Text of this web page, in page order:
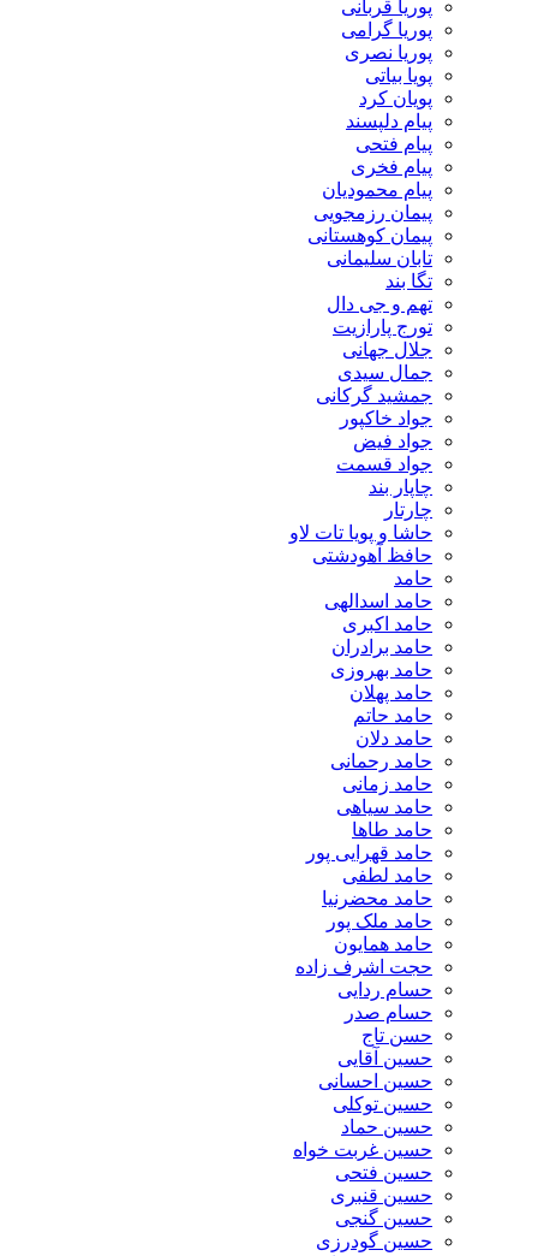
پوریا قربانی
پوریا گرامی
پوریا نصری
پویا بیاتی
پویان کرد
پیام دلپسند
پیام فتحی
پیام فخری
پیام محمودیان
پیمان رزمجویی
پیمان کوهستانی
تابان سلیمانی
تگا بند
تهم و جی دال
تورج پارازیت
جلال جهانی
جمال سیدی
جمشید گرکانی
جواد خاکپور
جواد فیض
جواد قسمت
چاپار بند
چارتار
حاشا و پویا تات لاو
حافظ آهودشتی
حامد
حامد اسدالهی
حامد اکبری
حامد برادران
حامد بهروزی
حامد پهلان
حامد حاتم
حامد دلان
حامد رحمانی
حامد زمانی
حامد سیاهی
حامد طاها
حامد قهرایی پور
حامد لطفی
حامد محضرنیا
حامد ملک پور
حامد همایون
حجت اشرف زاده
حسام ردایی
حسام صدر
حسن تاج
حسین آقایی
حسین احسانی
حسین توکلی
حسین حماد
حسین غربت خواه
حسین فتحی
حسین قنبری
حسین گنجی
حسین گودرزی